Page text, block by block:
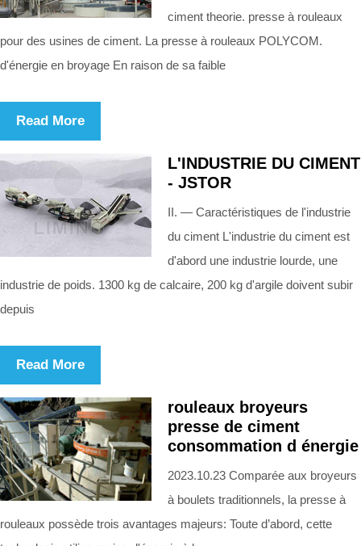
ciment theorie. presse à rouleaux
pour des usines de ciment. La presse à rouleaux POLYCOM.
d'énergie en broyage En raison de sa faible
Read More
L'INDUSTRIE DU CIMENT
- JSTOR
II. — Caractéristiques de l'industrie
du ciment L'industrie du ciment est
d'abord une industrie lourde, une
industrie de poids. 1300 kg de calcaire, 200 kg d'argile doivent subir
depuis
Read More
rouleaux broyeurs
presse de ciment
consommation d énergie
2023.10.23 Comparée aux broyeurs
à boulets traditionnels, la presse à
rouleaux possède trois avantages majeurs: Toute d’abord, cette